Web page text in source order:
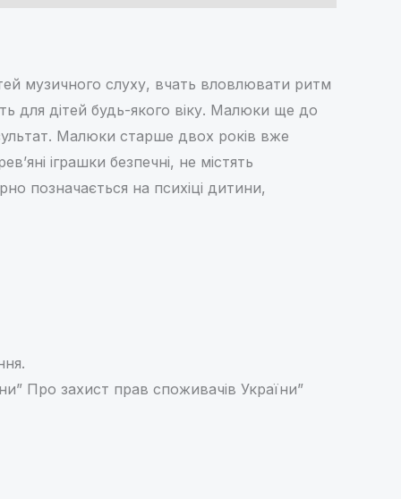
музичного слуху, вчать вловлювати ритм
для дітей будь-якого віку. Малюки ще до
Малюки старше двох років вже
іграшки безпечні, не містять
позначається на психіці дитини,
Про захист прав споживачів України”